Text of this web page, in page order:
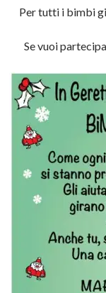
Per tutti i bimbi
Se vuoi